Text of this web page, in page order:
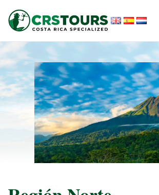
Ir al contenido principal